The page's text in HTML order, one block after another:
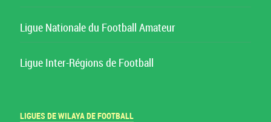
Ligue Nationale du Football Amateur
Ligue Inter-Régions de Football
LIGUES DE WILAYA DE FOOTBALL